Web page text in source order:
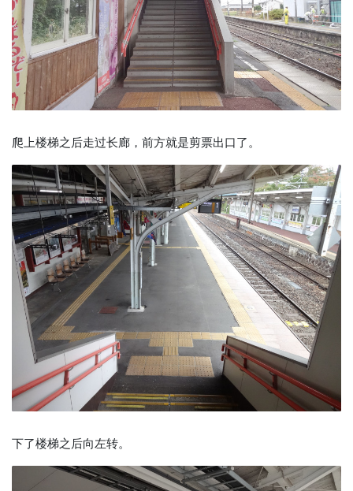
爬上楼梯之后走过长廊，前方就是剪票出口了。
下了楼梯之后向左转。